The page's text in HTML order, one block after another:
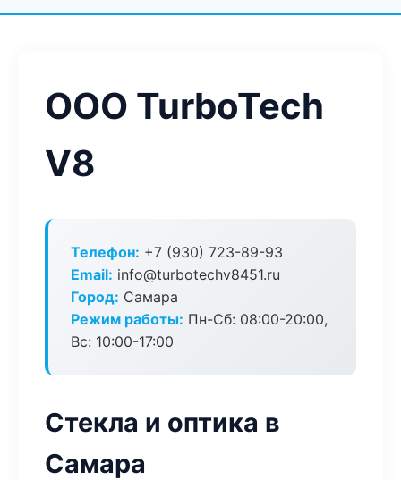
ООО TurboTech
V8
Телефон: +7 (930) 723-89-93
Email: info@turbotechv8451.ru
Город: Самара
Режим работы: Пн-Сб: 08:00-20:00,
Вс: 10:00-17:00
Стекла и оптика в
Самара